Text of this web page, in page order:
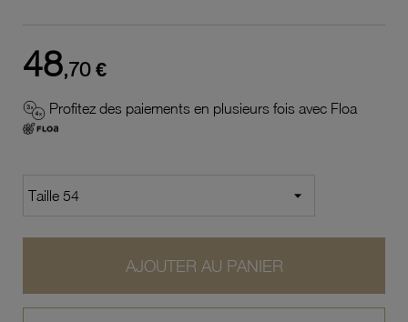
48,70 €
Profitez des paiements en plusieurs fois avec Floa
AJOUTER AU PANIER